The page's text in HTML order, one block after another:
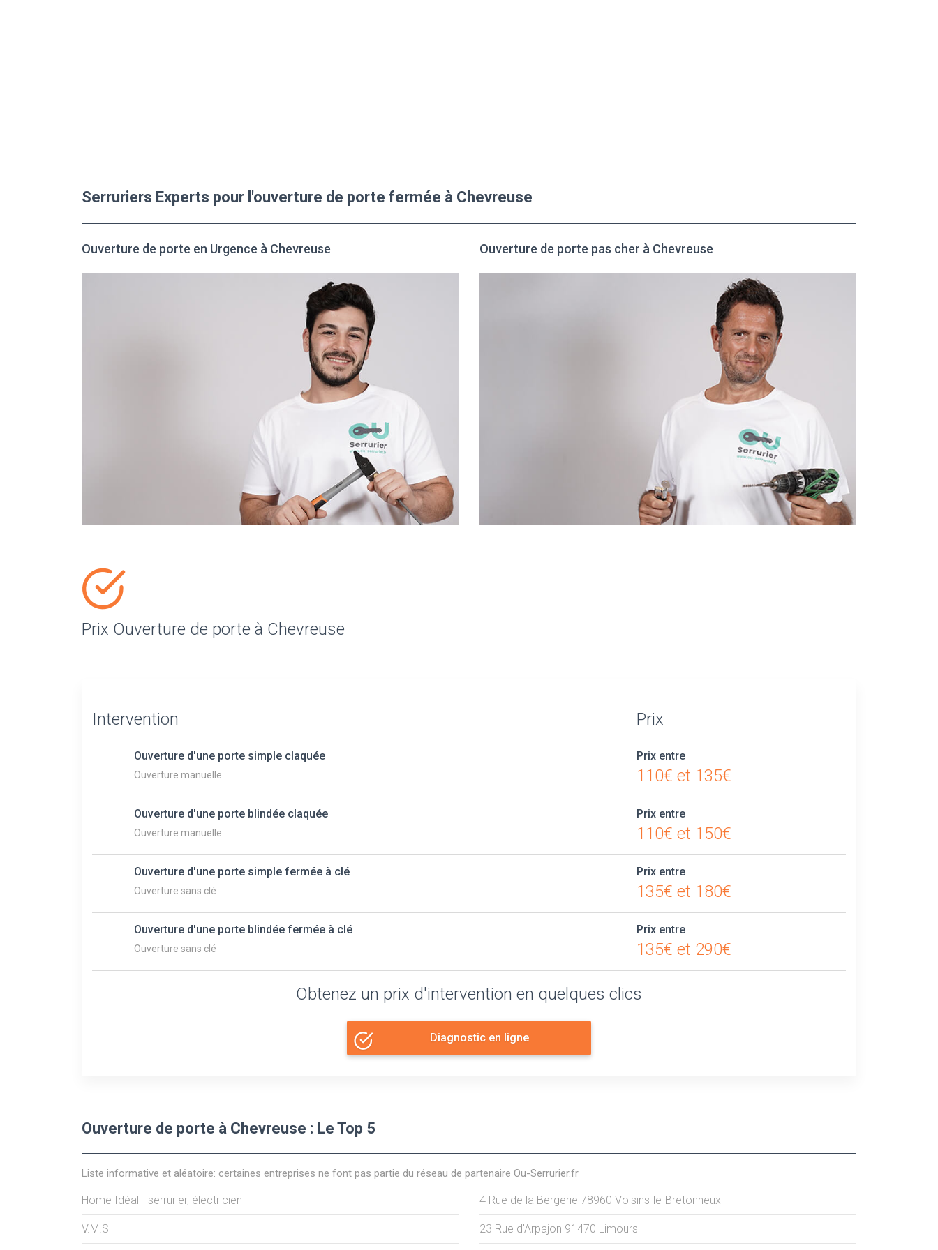
Serruriers Experts pour l'ouverture de porte fermée à Chevreuse
Ouverture de porte en Urgence à Chevreuse Ouverture de porte pas cher à Chevreuse
Prix Ouverture de porte à Chevreuse
Intervention Prix
Ouverture d'une porte simple claquée
Ouverture manuelle
Prix entre
110€ et 135€
Ouverture d'une porte blindée claquée
Ouverture manuelle
Prix entre
110€ et 150€
Ouverture d'une porte simple fermée à clé
Ouverture sans clé
Prix entre
135€ et 180€
Ouverture d'une porte blindée fermée à clé
Ouverture sans clé
Prix entre
135€ et 290€
Obtenez un prix d'intervention en quelques clics
Diagnostic en ligne
Ouverture de porte à Chevreuse : Le Top 5
Liste informative et aléatoire: certaines entreprises ne font pas partie du réseau de partenaire Ou-Serrurier.fr
Home Idéal - serrurier, électricien 4 Rue de la Bergerie 78960 Voisins-le-Bretonneux
V.M.S 23 Rue d'Arpajon 91470 Limours